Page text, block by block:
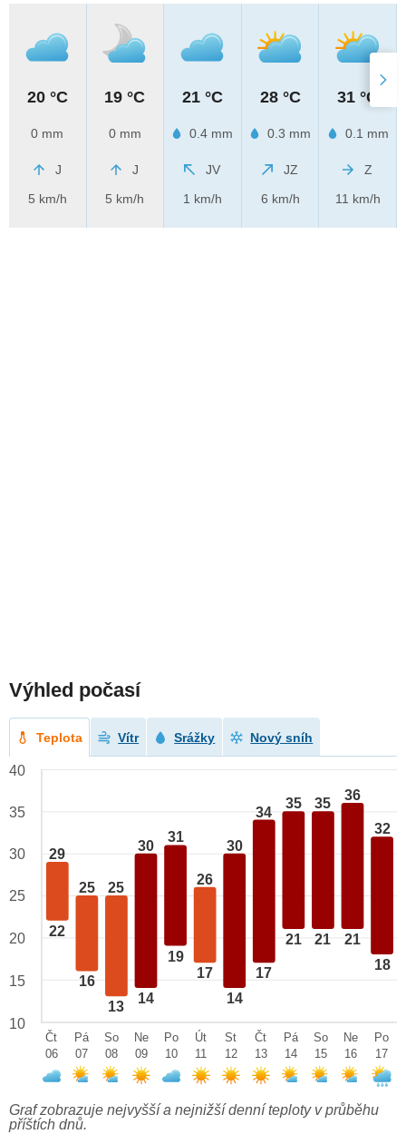
20 °C
0 mm
J
5 km/h
19 °C
0 mm
J
5 km/h
21 °C
0.4 mm
JV
1 km/h
28 °C
0.3 mm
JZ
6 km/h
31 °C
0.1 mm
Z
11 km/h
Výhled počasí
Teplota Vítr Srážky Nový sníh
29
22
25
16
25
13
30
14
31
19
26
17
30
14
34
17
35
21
35
21
36
21
32
18
40
35
30
25
20
15
10
Čt
06
Pá
07
So
08
Ne
09
Po
10
Út
11
St
12
Čt
13
Pá
14
So
15
Ne
16
Po
17
Graf zobrazuje nejvyšší a nejnižší denní teploty v průběhu
příštích dnů.